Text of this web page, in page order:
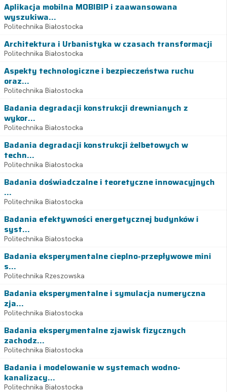
Aplikacja mobilna MOBIBIP i zaawansowana
wyszukiwa...
Politechnika Białostocka
Architektura i Urbanistyka w czasach transformacji
Politechnika Białostocka
Aspekty technologiczne i bezpieczeństwa ruchu
oraz...
Politechnika Białostocka
Badania degradacji konstrukcji drewnianych z
wykor...
Politechnika Białostocka
Badania degradacji konstrukcji żelbetowych w
techn...
Politechnika Białostocka
Badania doświadczalne i teoretyczne innowacyjnych
...
Politechnika Białostocka
Badania efektywności energetycznej budynków i
syst...
Politechnika Białostocka
Badania eksperymentalne cieplno-przepływowe mini
s...
Politechnika Rzeszowska
Badania eksperymentalne i symulacja numeryczna
zja...
Politechnika Białostocka
Badania eksperymentalne zjawisk fizycznych
zachodz...
Politechnika Białostocka
Badania i modelowanie w systemach wodno-
kanalizacy...
Politechnika Białostocka